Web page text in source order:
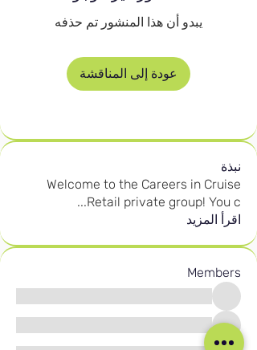
يبدو أن هذا المنشور تم حذفه
عودة إلى المناقشة
نبذة
Welcome to the Careers in Cruise
Retail private group! You c
...
اقرأ المزيد
Members